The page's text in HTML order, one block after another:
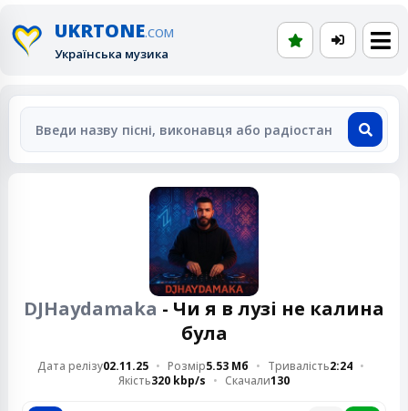
UKRTONE.COM
Українська музика
DJHaydamaka - Чи я в лузі не калина
була
Дата релізу02.11.25 Розмір5.53 Мб Тривалість2:24
Якість320 kbp/s Скачали130